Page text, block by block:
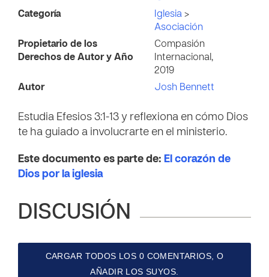
Categoría Iglesia >
Asociación
Propietario de los
Derechos de Autor y Año
Compasión
Internacional,
2019
Autor
Josh Bennett
Estudia Efesios 3:1-13 y reflexiona en cómo Dios
te ha guiado a involucrarte en el ministerio.
Este documento es parte de: El corazón de
Dios por la iglesia
DISCUSIÓN
CARGAR TODOS LOS 0 COMENTARIOS, O
AÑADIR LOS SUYOS.